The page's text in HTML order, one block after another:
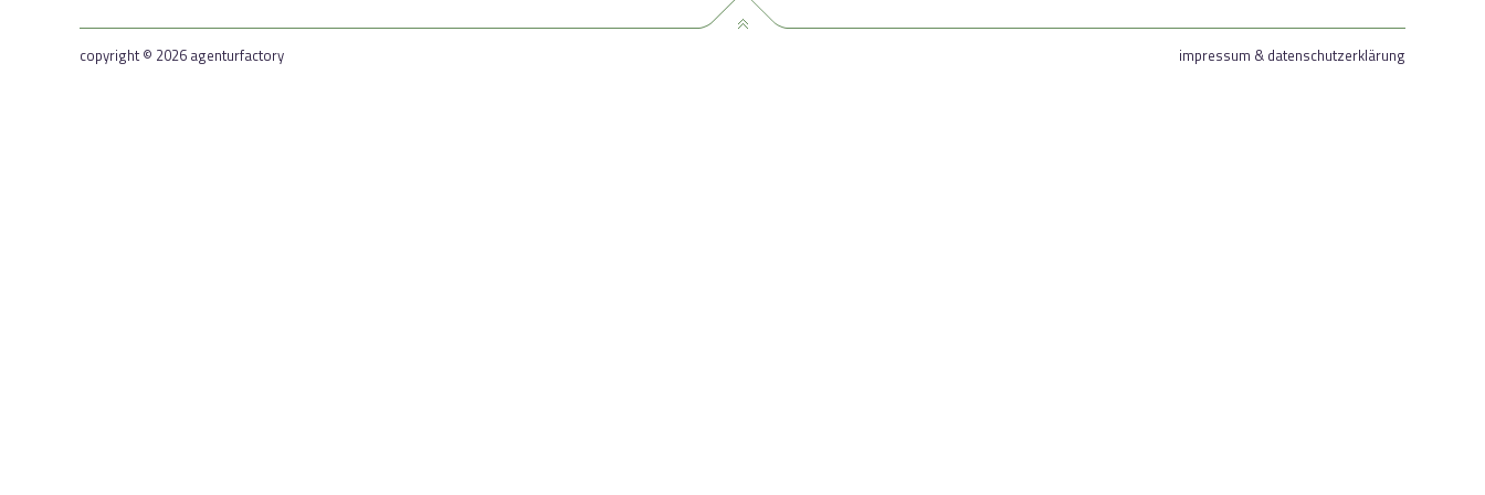
copyright © 2026 agenturfactory impressum & datenschutzerklärung